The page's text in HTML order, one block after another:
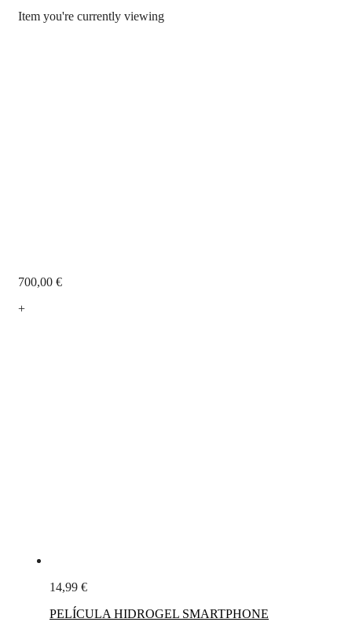
Item you're currently viewing
700,00 €
+
14,99 €
PELÍCULA HIDROGEL SMARTPHONE